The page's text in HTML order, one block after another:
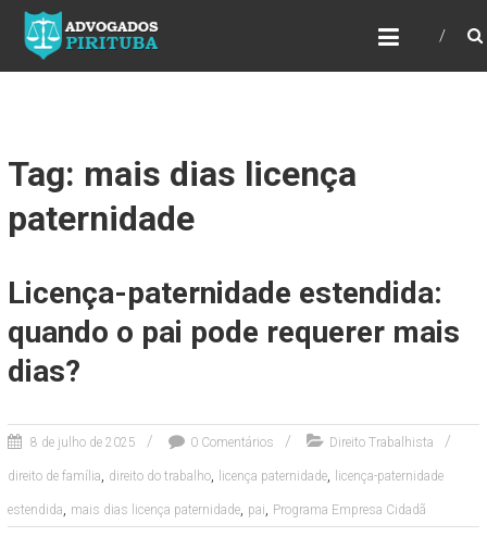
ADVOGADOS PIRITUBA
Precisando de advogado? Entre em contato!
Fazemos toda a assessoria que você
Tag: mais dias licença
paternidade
Licença-paternidade estendida:
quando o pai pode requerer mais
dias?
8 de julho de 2025 0 Comentários Direito Trabalhista
direito de família, direito do trabalho, licença paternidade, licença-paternidade
estendida, mais dias licença paternidade, pai, Programa Empresa Cidadã